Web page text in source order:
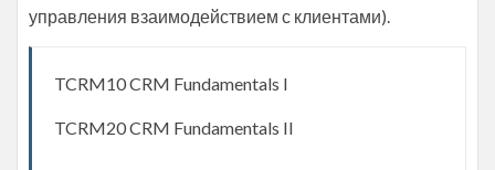
управления взаимодействием с клиентами).
TCRM10 CRM Fundamentals I
TCRM20 CRM Fundamentals II